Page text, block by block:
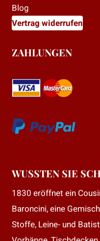
Blog
Vertrag widerrufen
ZAHLUNGEN
WUSSTEN SIE
1830 eröffnet ein
Baroncini, eine
Stoffe, Leine- und